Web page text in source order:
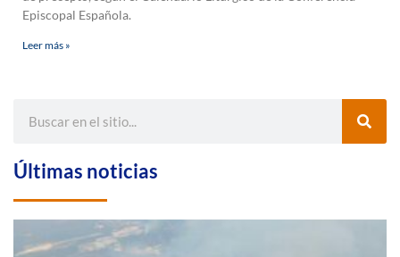
Episcopal Española.
Leer más »
Últimas noticias